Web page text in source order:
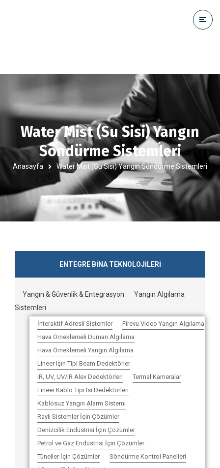
Water Mist (Su Sisi) Yangın
Söndürme Sistemleri
Anasayfa Water Mist (Su Sisi) Yangın Söndürme Sistemleri
ENTEGRE BİNA TEKNOLOJİLERİ
Yangın & Güvenlik & Entegrasyon
Yangın Algılama
Sistemleri
İnteraktif Adresli Sistemler
Firevu Video Yangın Algılama
Hava Örneklemeli Duman Algılama
Hava Örneklemeli Yangın Algılama
Lineer Işın Tipi Beam Dedektörler
IR, UV, UV/IR Alev Dedektörleri
Termal Kameralar
Lineer Kablo Tipi Isı Dedektörleri
Kablosuz Yangın Alarm Sistemi
Raylı Sistemler İçin Çözümler
Denizcilik Endüstrisi İçin Çözümler
Petrol ve Gaz Endüstrisi İçin Çözümler
Tüneller İçin Çözümler
Söndürme Kontrol Panelleri